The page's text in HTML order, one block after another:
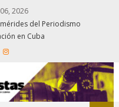
2026
del Periodismo
en Cuba